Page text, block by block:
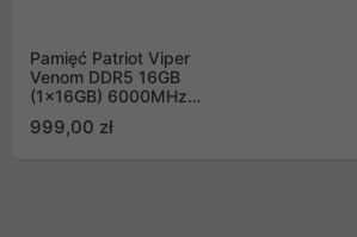
Pamięć Patriot Viper
Venom DDR5 16GB
(1x16GB) 6000MHz
999,00 zł